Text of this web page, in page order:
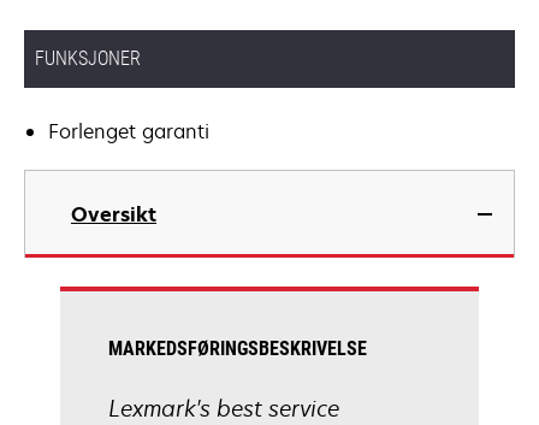
FUNKSJONER
Forlenget garanti
Oversikt
MARKEDSFØRINGSBESKRIVELSE
Lexmark's best service